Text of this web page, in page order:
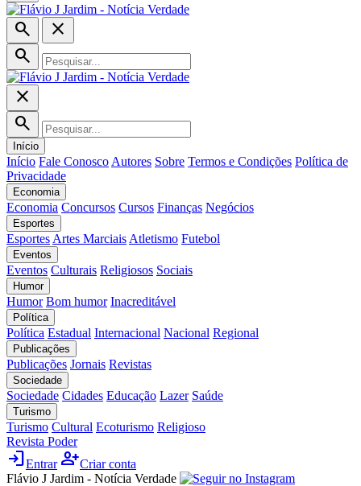
search
close
search
close
search
Início
Início Fale Conosco Autores Sobre Termos e Condições Política de
Privacidade
Economia
Economia Concursos Cursos Finanças Negócios
Esportes
Esportes Artes Marciais Atletismo Futebol
Eventos
Eventos Culturais Religiosos Sociais
Humor
Humor Bom humor Inacreditável
Política
Política Estadual Internacional Nacional Regional
Publicações
Publicações Jornais Revistas
Sociedade
Sociedade Cidades Educação Lazer Saúde
Turismo
Turismo Cultural Ecoturismo Religioso
Revista Poder
loginEntrar person_addCriar conta
Flávio J Jardim - Notícia Verdade